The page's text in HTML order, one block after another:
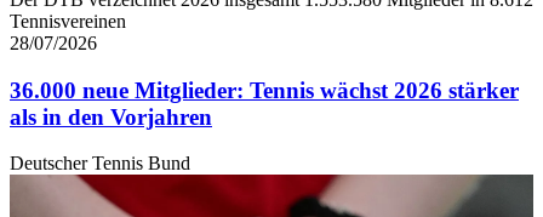
Tennisvereinen
28/07/2026
36.000 neue Mitglieder: Tennis wächst 2026 stärker
als in den Vorjahren
Deutscher Tennis Bund